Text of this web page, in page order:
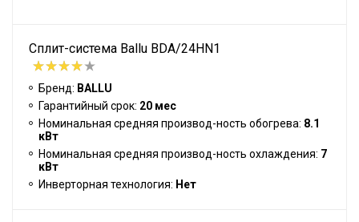
Сплит-система Ballu BDA/24HN1
Бренд: BALLU
Гарантийный срок: 20 мес
Номинальная средняя производ-ность обогрева: 8.1
кВт
Номинальная средняя производ-ность охлаждения: 7
кВт
Инверторная технология: Нет